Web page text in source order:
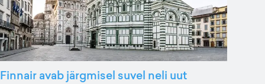
Finnair avab järgmisel suvel neli uut